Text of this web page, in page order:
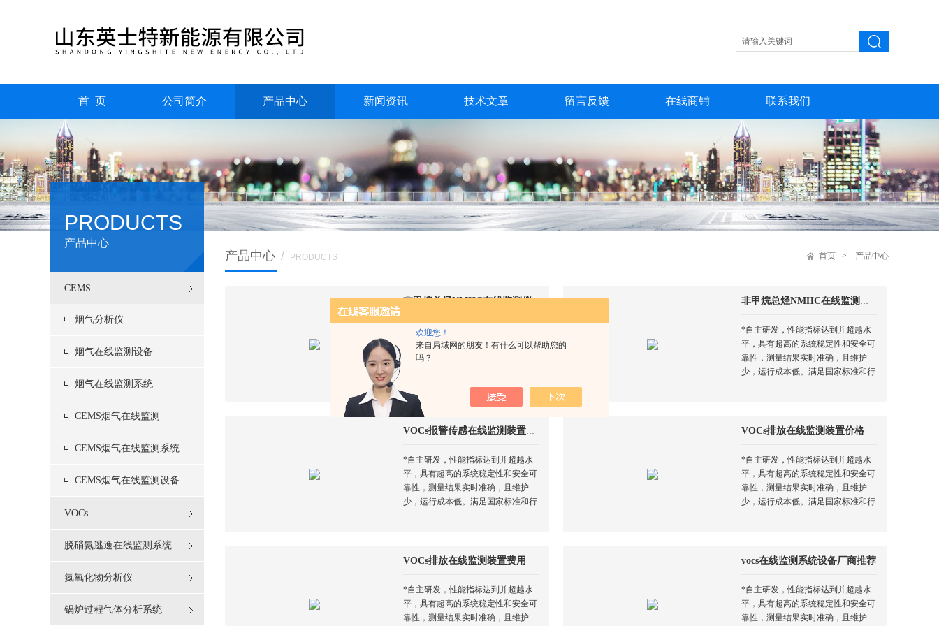
欢迎您！
来自局域网的朋友！有什么可以帮助您的
吗？
首 页 公司简介 产品中心 新闻资讯 技术文章 留言反馈 在线商铺 联系我们
PRODUCTS
产品中心
CEMS
烟气分析仪
烟气在线监测设备
烟气在线监测系统
CEMS烟气在线监测
CEMS烟气在线监测系统
CEMS烟气在线监测设备
VOCs
脱硝氨逃逸在线监测系统
氮氧化物分析仪
锅炉过程气体分析系统
产品中心 / PRODUCTS 首页 > 产品中心
非甲烷总烃NMHC在线监测仪
*自主研发，性能指标达到并超越水
平，具有超高的系统稳定性和安全可
靠性，测量结果实时准确，且维护
业标准对厂区、厂界及周边大气污染
物的监测要求。非甲烷总烃NMHC在
线监测仪
非甲烷总烃NMHC在线监测系统
*自主研发，性能指标达到并超越水
平，具有超高的系统稳定性和安全可
靠性，测量结果实时准确，且维护
少，运行成本低。满足国家标准和行
VOCs报警传感在线监测装置厂家
*自主研发，性能指标达到并超越水
平，具有超高的系统稳定性和安全可
靠性，测量结果实时准确，且维护
少，运行成本低。满足国家标准和行
VOCs排放在线监测装置价格
*自主研发，性能指标达到并超越水
平，具有超高的系统稳定性和安全可
靠性，测量结果实时准确，且维护
少，运行成本低。满足国家标准和行
VOCs排放在线监测装置费用
*自主研发，性能指标达到并超越水
平，具有超高的系统稳定性和安全可
靠性，测量结果实时准确，且维护
vocs在线监测系统设备厂商推荐
*自主研发，性能指标达到并超越水
平，具有超高的系统稳定性和安全可
靠性，测量结果实时准确，且维护